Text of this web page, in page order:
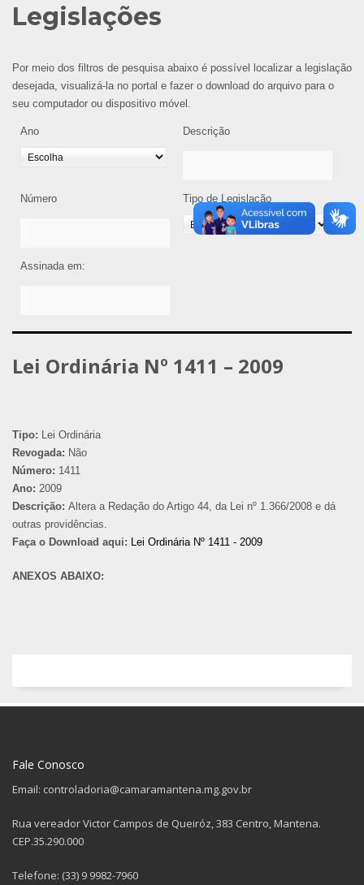
Legislações
Por meio dos filtros de pesquisa abaixo é possível localizar a legislação
desejada, visualizá-la no portal e fazer o download do arquivo para o
seu computador ou dispositivo móvel.
Ano Descrição
Número Tipo de Legislação
Assinada em:
Lei Ordinária Nº 1411 – 2009
Tipo: Lei Ordinária
Revogada: Não
Número: 1411
Ano: 2009
Descrição: Altera a Redação do Artigo 44, da Lei nº 1.366/2008 e dá
outras providências.
Faça o Download aqui: Lei Ordinária Nº 1411 - 2009
ANEXOS ABAIXO:
Fale Conosco
Email: controladoria@camaramantena.mg.gov.br
Rua vereador Victor Campos de Queiróz, 383 Centro, Mantena.
CEP.35.290.000
Telefone: (33) 9 9982-7960